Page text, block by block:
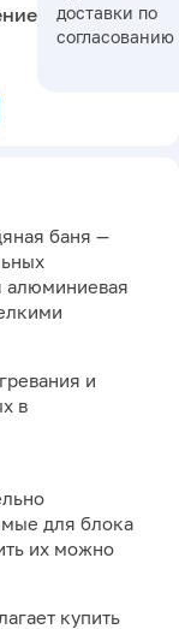
доставки по
согласованию
баня —
алюминиевая
и
в
для блока
их можно
купить